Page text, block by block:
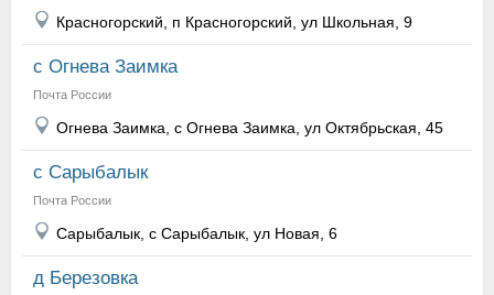
Красногорский, п Красногорский, ул Школьная, 9
с Огнева Заимка
Почта России
Огнева Заимка, с Огнева Заимка, ул Октябрьская, 45
с Сарыбалык
Почта России
Сарыбалык, с Сарыбалык, ул Новая, 6
д Березовка